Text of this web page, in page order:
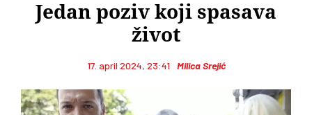
Jedan poziv koji spasava
život
17. april 2024, 23:41 Milica Srejić